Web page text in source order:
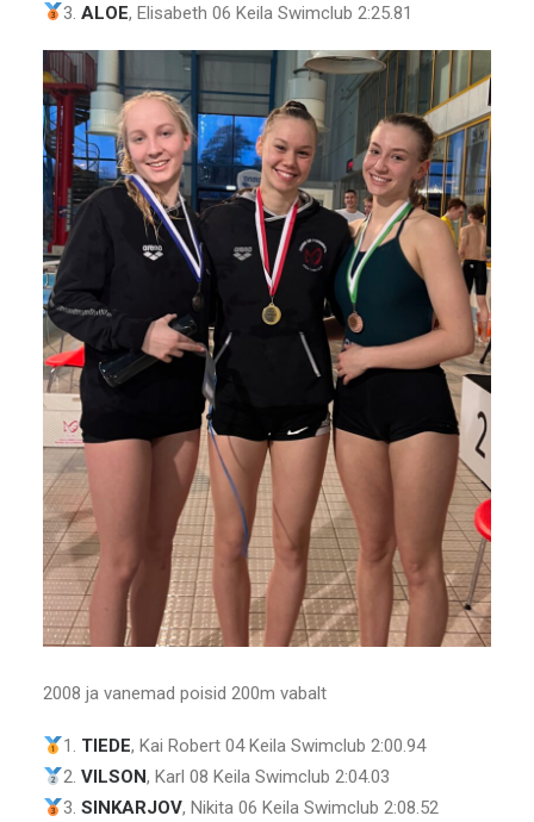
3.ALOE, Elisabeth 06 Keila Swimclub 2:25.81
2008 ja vanemad poisid 200m vabalt
1. TIEDE, Kai Robert 04 Keila Swimclub 2:00.94
2.VILSON, Karl 08 Keila Swimclub 2:04.03
3.SINKARJOV, Nikita 06 Keila Swimclub 2:08.52